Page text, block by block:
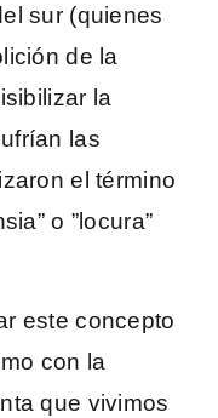
sur (quienes
de la
la
las
el término
o ”locura”
este concepto
con la
que vivimos